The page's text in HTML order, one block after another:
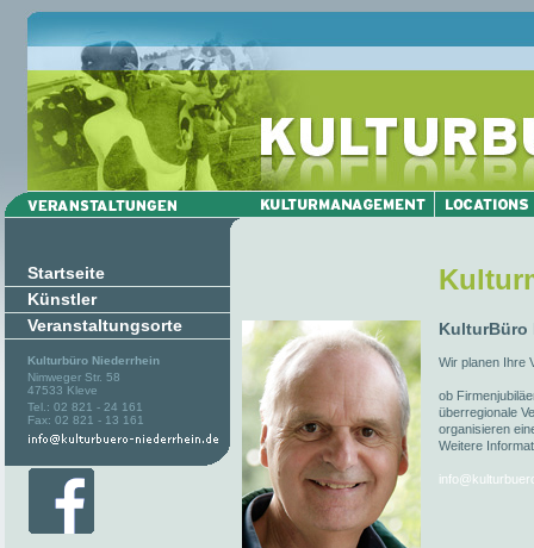
Startseite
Künstler
Veranstaltungsorte
Kulturbüro Niederrhein
Nimweger Str. 58
47533 Kleve
Tel.: 02 821 - 24 161
Fax: 02 821 - 13 161
KulturBüro
Wir planen Ihre
ob
überregionale
organisieren
Weitere